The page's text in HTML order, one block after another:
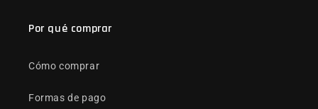
Por qué comprar
Cómo comprar
Formas de pago